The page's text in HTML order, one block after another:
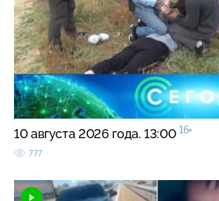
10 августа 2026 года. 13:00 16+
777